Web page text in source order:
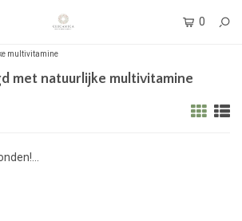
0
multivitamine
met natuurlijke multivitamine